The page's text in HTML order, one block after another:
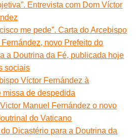
Entrevista com Dom Víctor
me pede”. Carta do Arcebispo
novo Prefeito do
a Doutrina da Fé, publicada hoje
sociais
Víctor Fernández à
missa de despedida
Manuel Fernández o novo
do Vaticano
Dicastério para a Doutrina da